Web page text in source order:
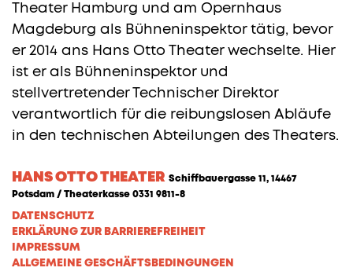
Theater Hamburg und am Opernhaus
Magdeburg als Bühneninspektor tätig, bevor
er 2014 ans Hans Otto Theater wechselte. Hier
ist er als Bühneninspektor und
stellvertretender Technischer Direktor
verantwortlich für die reibungslosen Abläufe
in den technischen Abteilungen des Theaters.
HANS OTTO THEATER Schiffbauergasse 11, 14467
Potsdam / Theaterkasse 0331 9811-8
DATENSCHUTZ
ERKLÄRUNG ZUR BARRIEREFREIHEIT
IMPRESSUM
ALLGEMEINE GESCHÄFTSBEDINGUNGEN